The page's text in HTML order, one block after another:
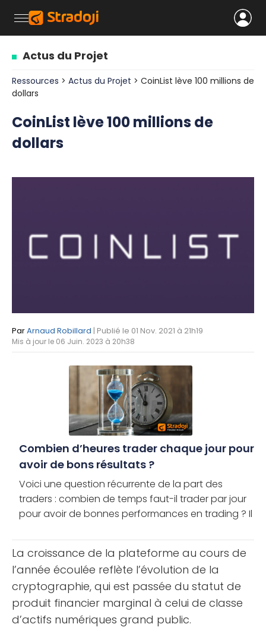
Actus du Projet
Ressources > Actus du Projet > CoinList lève 100 millions de
dollars
CoinList lève 100 millions de
dollars
ParArnaud Robillard | Publié le 01 Nov. 2021 à 21h19
Mis à jour le 06 Juin. 2023 à 20h38
Combien d’heures trader chaque jour pour
avoir de bons résultats ?
Voici une question récurrente de la part des
traders : combien de temps faut-il trader par jour
pour avoir de bonnes performances en trading ? Il
La croissance de la plateforme au cours de
l’année écoulée reflète l’évolution de la
cryptographie, qui est passée du statut de
produit financier marginal à celui de classe
d’actifs numériques grand public.